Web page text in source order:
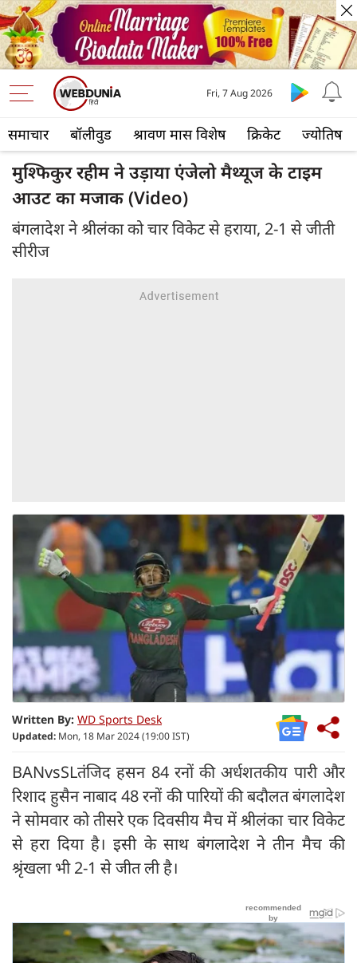
समाचार बॉलीवुड श्रावण मास विशेष क्रिकेट ज्योतिष
Fri, 7 Aug 2026
मुश्फिकुर रहीम ने उड़ाया एंजेलो मैथ्यूज के टाइम
आउट का मजाक (Video)
बंगलादेश ने श्रीलंका को चार विकेट से हराया, 2-1 से जीती
सीरीज
Written By: WD Sports Desk
Updated: Mon, 18 Mar 2024 (19:00 IST)
BANvsSLतंजिद हसन 84 रनों की अर्धशतकीय पारी और
रिशाद हुसैन नाबाद 48 रनों की पारियों की बदौलत बंगलादेश
ने सोमवार को तीसरे एक दिवसीय मैच में श्रीलंका चार विकेट
से हरा दिया है। इसी के साथ बंगलादेश ने तीन मैच की
श्रृंखला भी 2-1 से जीत ली है।